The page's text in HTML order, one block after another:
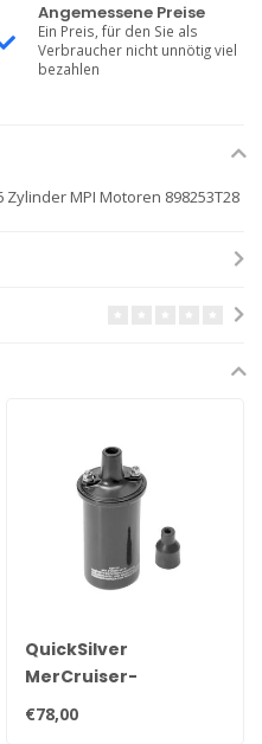
Angemessene Preise
Ein Preis, für den Sie als
Verbraucher nicht unnötig viel
bezahlen
MPI Motoren 898253T28
QuickSilver
MerCruiser-
Zündspule für
Kontaktpunktzündung
€78,00